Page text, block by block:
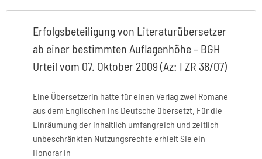
Erfolgsbeteiligung von Literaturübersetzer
ab einer bestimmten Auflagenhöhe – BGH
Urteil vom 07. Oktober 2009 (Az: I ZR 38/07)
Eine Übersetzerin hatte für einen Verlag zwei Romane
aus dem Englischen ins Deutsche übersetzt. Für die
Einräumung der inhaltlich umfangreich und zeitlich
unbeschränkten Nutzungsrechte erhielt Sie ein
Honorar in